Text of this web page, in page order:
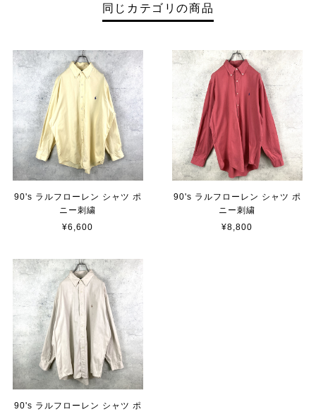
同じカテゴリの商品
90's ラルフローレン シャツ ポ
ニー刺繍
¥6,600
90's ラルフローレン シャツ ポ
ニー刺繍
¥8,800
90's ラルフローレン シャツ ポ